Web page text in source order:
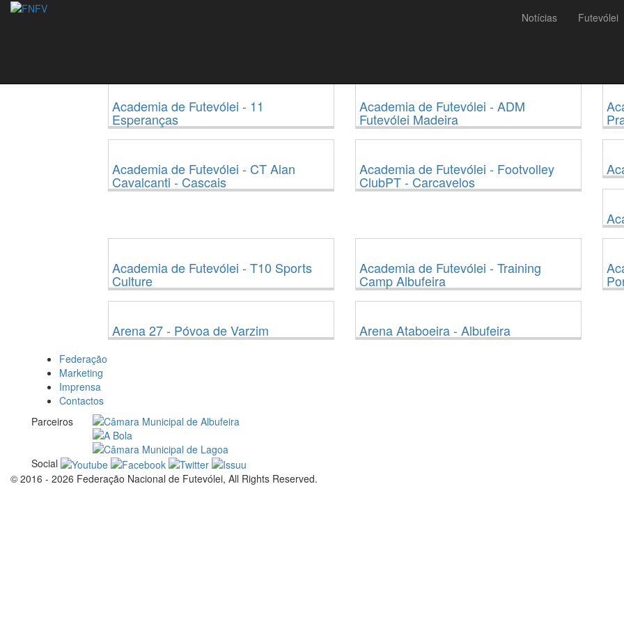
Notícias Futevólei
Academia de Futevólei - 11
Esperanças
Academia de Futevólei - ADM
Futevólei Madeira
Academia de Futevólei - CT Alan
Cavalcanti - Cascais
Academia de Futevólei - Footvolley
ClubPT - Carcavelos
Academia de Futevólei - T10 Sports
Culture
Academia de Futevólei - Training
Camp Albufeira
Arena 27 - Póvoa de Varzim Arena Ataboeira - Albufeira
Federação
Marketing
Imprensa
Contactos
Parceiros
Social
© 2016 - 2026 Federação Nacional de Futevólei, All Rights Reserved.